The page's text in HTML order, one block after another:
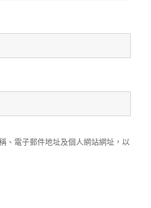
、電子郵件地址及個人網站網址，以